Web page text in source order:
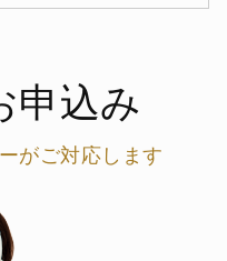
申込み
がご対応します